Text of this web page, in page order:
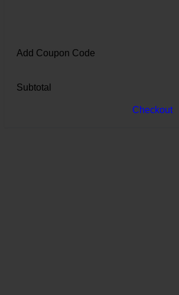
Add Coupon Code
Subtotal
Checkout